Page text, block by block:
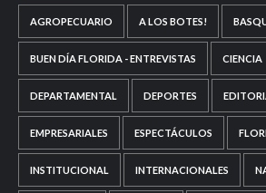
AGROPECUARIO A LOS BOTES!
BUEN DÍA FLORIDA - ENTREVISTAS CIENCIA
DEPARTAMENTAL DEPORTES
EMPRESARIALES ESPECTÁCULOS
INSTITUCIONAL INTERNACIONALES